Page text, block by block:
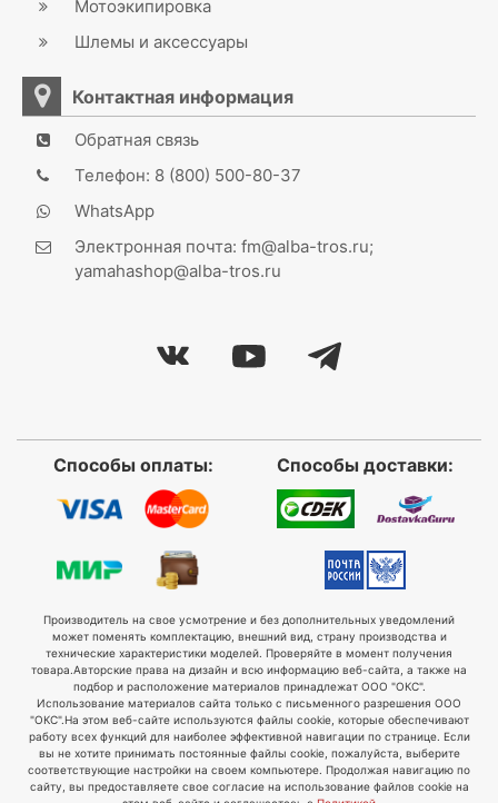
Мотоэкипировка
Шлемы и аксессуары
Контактная информация
Обратная связь
Телефон: 8 (800) 500-80-37
WhatsApp
Электронная почта: fm@alba-tros.ru;
yamahashop@alba-tros.ru
Способы оплаты: Способы доставки:
Производитель на свое усмотрение и без дополнительных уведомлений
может поменять комплектацию, внешний вид, страну производства и
технические характеристики моделей. Проверяйте в момент получения
товара. Авторские права на дизайн и всю информацию веб-сайта, а также на
подбор и расположение материалов принадлежат ООО "ОКС".
Использование материалов сайта только с письменного разрешения ООО
"ОКС".На этом веб-сайте используются файлы cookie, которые обеспечивают
работу всех функций для наиболее эффективной навигации по странице. Если
вы не хотите принимать постоянные файлы cookie, пожалуйста, выберите
соответствующие настройки на своем компьютере. Продолжая навигацию по
сайту, вы предоставляете свое согласие на использование файлов cookie на